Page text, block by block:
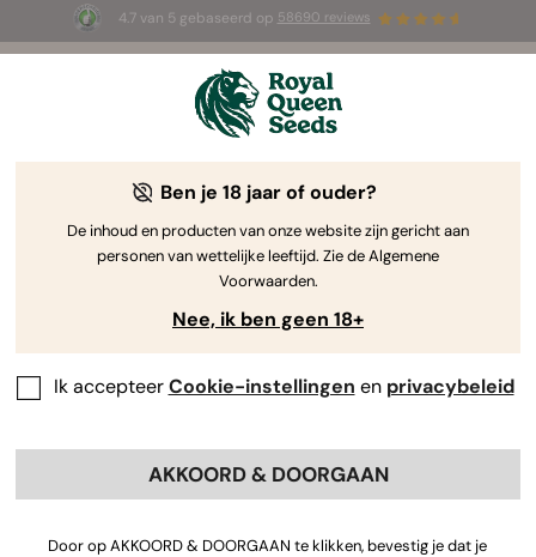
4.7 van 5 gebaseerd op 58690 reviews
Seeds.
Premium
Wietzaadjes
Ontdek onze zorgvuldig geselecteerde Autoflower-, Gefeminiseerde,
CBD- en F1 Hybride zaden, biologisch geteeld en met optimale
kiemkracht.
Ben je 18 jaar of ouder?
De inhoud en producten van onze website zijn gericht aan
personen van wettelijke leeftijd. Zie de Algemene
Voorwaarden.
Nee, ik ben geen 18+
Ik accepteerCookie-instellingen en privacybeleid
AKKOORD & DOORGAAN
Door op AKKOORD & DOORGAAN te klikken, bevestig je dat je